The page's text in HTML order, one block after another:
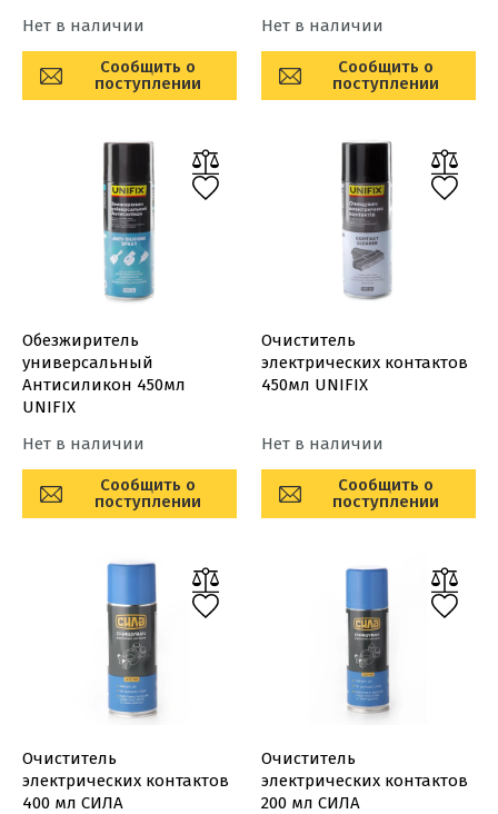
Нет в наличии
Сообщить о
поступлении
Нет в наличии
Сообщить о
поступлении
Обезжиритель
универсальный
Антисиликон 450мл
UNIFIX
Нет в наличии
Сообщить о
поступлении
Очиститель
электрических контактов
450мл UNIFIX
Нет в наличии
Сообщить о
поступлении
Очиститель
электрических контактов
400 мл СИЛА
Очиститель
электрических контактов
200 мл СИЛА